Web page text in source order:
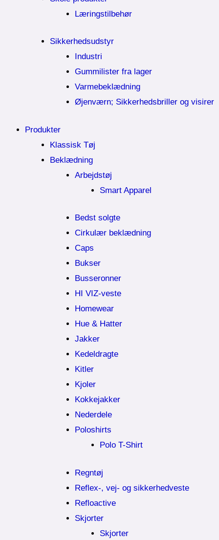
Læringstilbehør
Sikkerhedsudstyr
Industri
Gummilister fra lager
Varmebeklædning
Øjenværn; Sikkerhedsbriller og visirer
Produkter
Klassisk Tøj
Beklædning
Arbejdstøj
Smart Apparel
Bedst solgte
Cirkulær beklædning
Caps
Bukser
Busseronner
HI VIZ-veste
Homewear
Hue & Hatter
Jakker
Kedeldragte
Kitler
Kjoler
Kokkejakker
Nederdele
Poloshirts
Polo T-Shirt
Regntøj
Reflex-, vej- og sikkerhedveste
Refloactive
Skjorter
Skjorter